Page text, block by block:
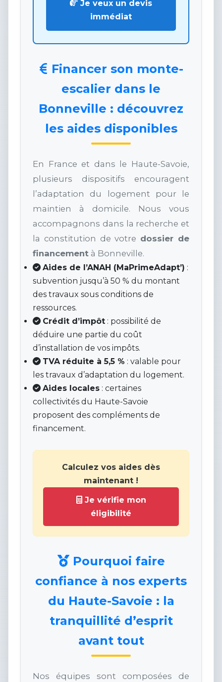
Je veux un devis
immédiat
Financer son monte-
escalier dans le
Bonneville : découvrez
les aides disponibles
En France et dans le Haute-Savoie,
plusieurs dispositifs encouragent
l’adaptation du logement pour le
maintien à domicile. Nous vous
accompagnons dans la recherche et
la constitution de votre dossier de
financement à Bonneville.
Aides de l’ANAH (MaPrimeAdapt’) :
subvention jusqu’à 50 % du montant
des travaux sous conditions de
ressources.
Crédit d’impôt : possibilité de
déduire une partie du coût
d’installation de vos impôts.
TVA réduite à 5,5 % : valable pour
les travaux d’adaptation du logement.
Aides locales : certaines
collectivités du Haute-Savoie
proposent des compléments de
financement.
Calculez vos aides dès
maintenant !
Je vérifie mon
éligibilité
Pourquoi faire
confiance à nos experts
du Haute-Savoie : la
tranquillité d’esprit
avant tout
Nos équipes sont composées de